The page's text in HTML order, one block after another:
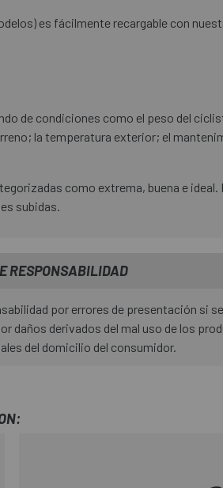
es fácilmente recargable con
de condiciones como el peso del
la temperatura exterior; el
como extrema, buena e
subidas.
RESPONSABILIDAD
por errores de presentación si
derivados del mal uso de los
del domicilio del consumidor.